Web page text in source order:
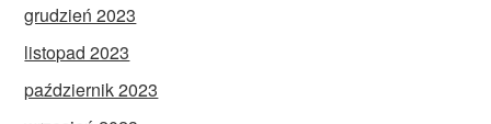
grudzień 2023
listopad 2023
październik 2023